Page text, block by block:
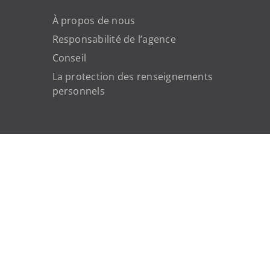
À propos de nous
Responsabilité de l’agence
Conseil
La protection des renseignements
personnels